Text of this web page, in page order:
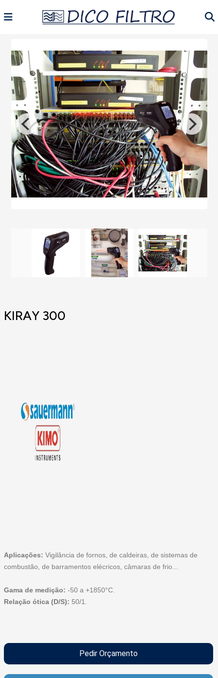
KIRAY 300
Aplicações: Vigilância de fornos, de caldeiras, de sistemas de
combustão, de barramentos elécricos, câmaras de frio...
Gama de medição: -50 a +1850°C.
Relação ótica (D/S): 50/1.
Pedir Orçamento